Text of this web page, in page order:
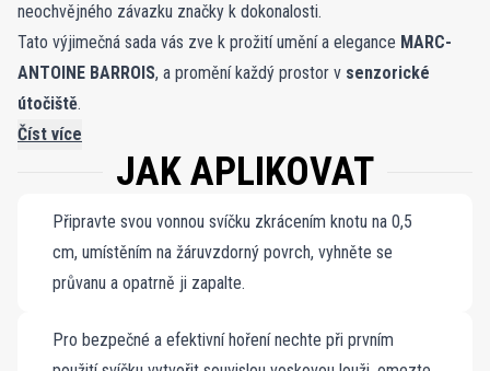
neochvějného závazku značky k dokonalosti.
Tato výjimečná sada vás zve k prožití umění a elegance MARC-
ANTOINE BARROIS, a promění každý prostor v senzorické
útočiště.
Číst více
JAK APLIKOVAT
Připravte svou vonnou svíčku zkrácením knotu na 0,5
cm, umístěním na žáruvzdorný povrch, vyhněte se
průvanu a opatrně ji zapalte.
Pro bezpečné a efektivní hoření nechte při prvním